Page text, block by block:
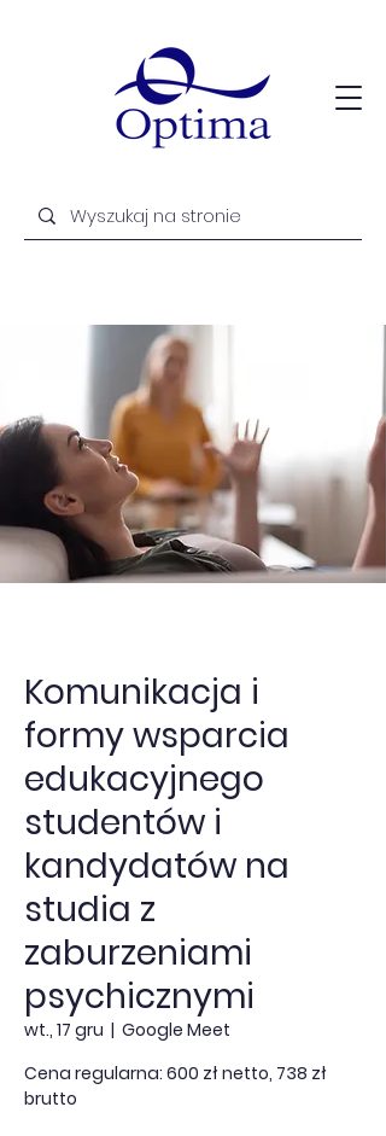
Komunikacja i
formy wsparcia
edukacyjnego
studentów i
kandydatów na
studia z
zaburzeniami
psychicznymi
wt., 17 gru
  |
Google Meet
Cena regularna: 600 zł netto, 738 zł
brutto